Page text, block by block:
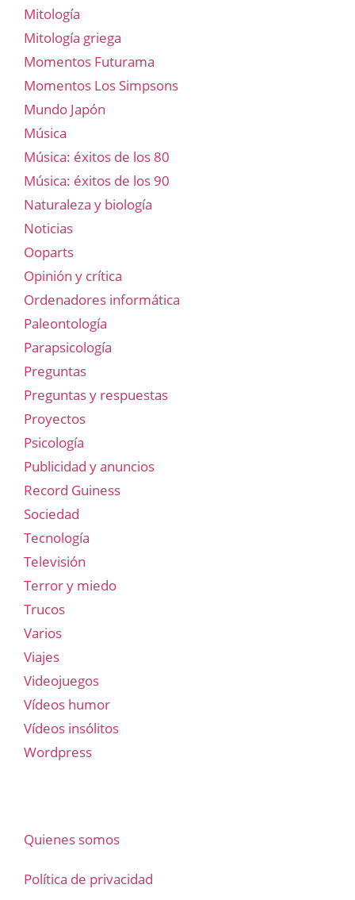
Mitología
Mitología griega
Momentos Futurama
Momentos Los Simpsons
Mundo Japón
Música
Música: éxitos de los 80
Música: éxitos de los 90
Naturaleza y biología
Noticias
Ooparts
Opinión y crítica
Ordenadores informática
Paleontología
Parapsicología
Preguntas
Preguntas y respuestas
Proyectos
Psicología
Publicidad y anuncios
Record Guiness
Sociedad
Tecnología
Televisión
Terror y miedo
Trucos
Varios
Viajes
Videojuegos
Vídeos humor
Vídeos insólitos
Wordpress
Quienes somos
Política de privacidad